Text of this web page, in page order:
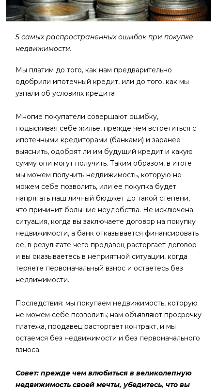
5 самых распространенных ошибок при покупке
недвижимости.
Мы платим до того, как нам предварительно
одобрили ипотечный кредит, или до того, как мы
узнали об условиях кредита
Многие покупатели совершают ошибку,
подыскивая себе жилье, прежде чем встретиться с
ипотечными кредиторами (банками) и заранее
выяснить, одобрят ли им будущий кредит и какую
сумму они могут получить. Таким образом, в итоге
мы можем получить недвижимость, которую не
можем себе позволить, или ее покупка будет
напрягать наш личный бюджет до такой степени,
что причинит большие неудобства. Не исключена
ситуация, когда вы заключаете договор на покупку
недвижимости, а банк отказывается финансировать
ее, в результате чего продавец расторгает договор
и вы оказываетесь в неприятной ситуации, когда
теряете первоначальный взнос и остаетесь без
недвижимости.
Последствия: мы покупаем недвижимость, которую
не можем себе позволить; нам объявляют просрочку
платежа, продавец расторгает контракт, и мы
остаемся без недвижимости и без первоначального
взноса.
Совет: прежде чем влюбиться в великолепную
недвижимость своей мечты, убедитесь, что вы